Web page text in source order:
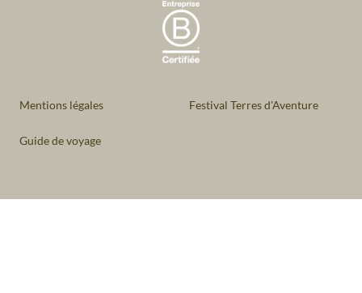
Mentions légales Festival Terres d'Aventure
Guide de voyage